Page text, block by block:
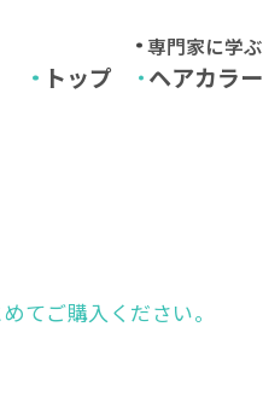
専門家に学ぶ
トップ ヘアカラー
てご購入ください。